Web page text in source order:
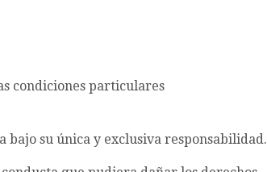
condiciones particulares
bajo su única y exclusiva responsabilidad.